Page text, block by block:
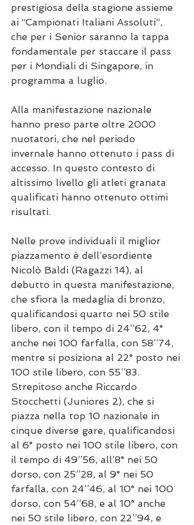
prestigiosa della stagione assieme
ai “Campionati Italiani Assoluti”,
che per i Senior saranno la tappa
fondamentale per staccare il pass
per i Mondiali di Singapore, in
programma a luglio.
Alla manifestazione nazionale
hanno preso parte oltre 2000
nuotatori, che nel periodo
invernale hanno ottenuto i pass di
accesso. In questo contesto di
altissimo livello gli atleti granata
qualificati hanno ottenuto ottimi
risultati.
Nelle prove individuali il miglior
piazzamento è dell’esordiente
Nicolò Baldi (Ragazzi 14), al
debutto in questa manifestazione,
che sfiora la medaglia di bronzo,
qualificandosi quarto nei 50 stile
libero, con il tempo di 24’’62, 4°
anche nei 100 farfalla, con 58’’74,
mentre si posiziona al 22° posto nei
100 stile libero, con 55’’83.
Strepitoso anche Riccardo
Stocchetti (Juniores 2), che si
piazza nella top 10 nazionale in
cinque diverse gare, qualificandosi
al 6° posto nei 100 stile libero, con
il tempo di 49’’56, all’8° nei 50
dorso, con 25’’28, al 9° nei 50
farfalla, con 24’’46, al 10° nei 100
dorso, con 54’’68, e al 10° anche
nei 50 stile libero, con 22’’94, e